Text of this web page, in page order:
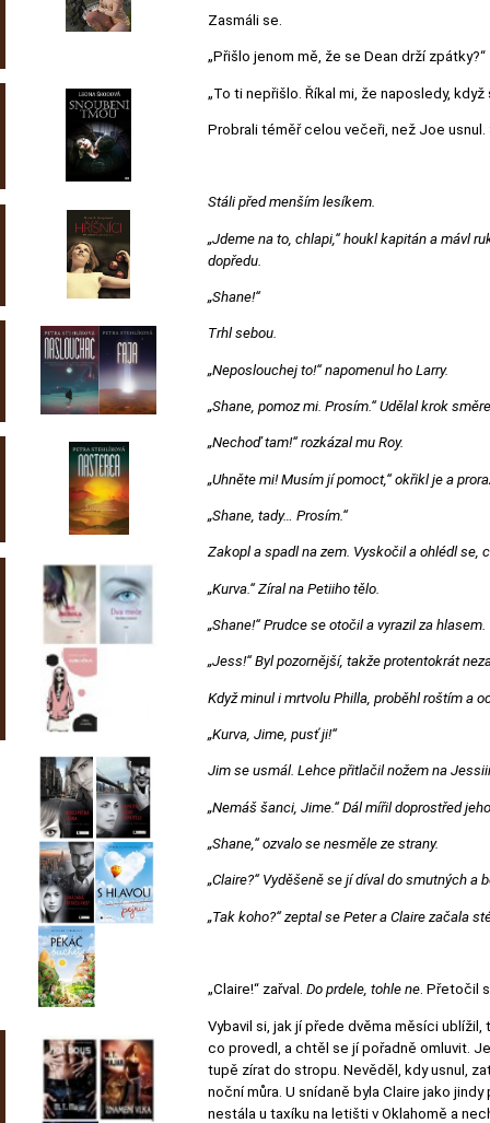
Zasmáli se.
„Přišlo jenom mě, že se Dean drží zpátky?“
„To ti nepřišlo. Říkal mi, že naposledy,
Probrali téměř celou večeři, než Joe
Stáli před menším lesíkem.
„Jdeme na to, chlapi,“ houkl kapitán a mávl
dopředu.
„Shane!“
Trhl sebou.
„Neposlouchej to!“ napomenul ho Larry.
„Shane, pomoz mi. Prosím.“ Udělal krok
„Nechoď tam!“ rozkázal mu Roy.
„Uhněte mi! Musím jí pomoct,“ okřikl je a
„Shane, tady… Prosím.“
Zakopl a spadl na zem. Vyskočil a ohlédl se,
„Kurva.“ Zíral na Petiiho tělo.
„Shane!“ Prudce se otočil a vyrazil za hlasem.
„Jess!“ Byl pozornější, takže protentokrát
Když minul i mrtvolu Philla, proběhl roštím a
„Kurva, Jime, pusť ji!“
Jim se usmál. Lehce přitlačil nožem na
„Nemáš šanci, Jime.“ Dál mířil doprostřed
„Shane,“ ozvalo se nesměle ze strany.
„Claire?“ Vyděšeně se jí díval do smutných a
„Tak koho?“ zeptal se Peter a Claire začala
„Claire!“ zařval. Do prdele, tohle ne. Přetočil
Vybavil si, jak jí přede dvěma měsíci
co provedl, a chtěl se jí pořadně omluvit.
tupě zírat do stropu. Nevěděl, kdy usnul,
noční můra. U snídaně byla Claire jako
nestála u taxíku na letišti v Oklahomě a